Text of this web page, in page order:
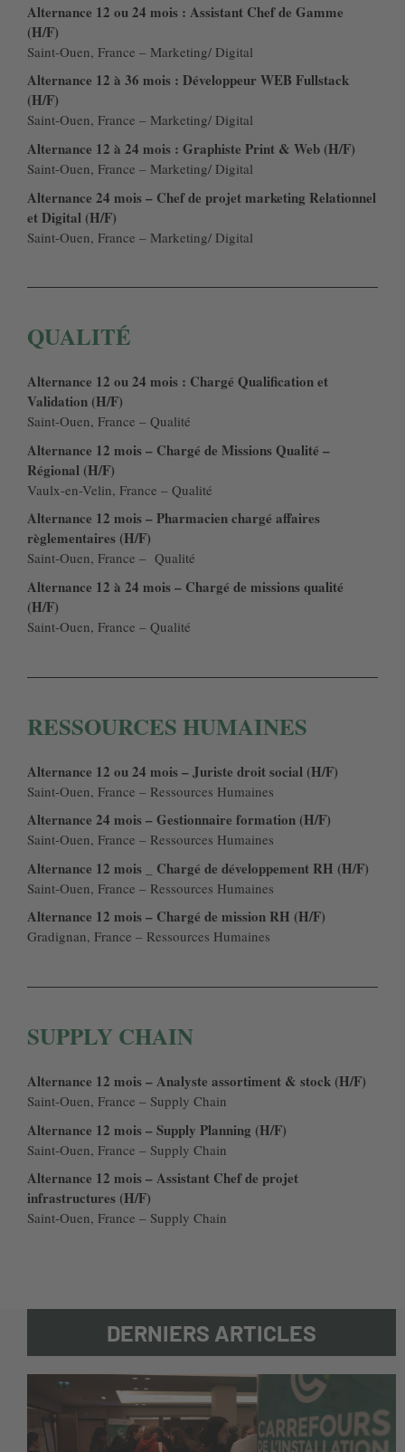
Alternance 12 ou 24 mois : Assistant Chef de Gamme
(H/F)
Saint-Ouen, France – Marketing/ Digital
Alternance 12 à 36 mois : Développeur WEB Fullstack
(H/F)
Saint-Ouen, France – Marketing/ Digital
Alternance 12 à 24 mois : Graphiste Print & Web (H/F)
Saint-Ouen, France – Marketing/ Digital
Alternance 24 mois – Chef de projet marketing Relationnel
et Digital (H/F)
Saint-Ouen, France – Marketing/ Digital
QUALITÉ
Alternance 12 ou 24 mois : Chargé Qualification et
Validation (H/F)
Saint-Ouen, France – Qualité
Alternance 12 mois – Chargé de Missions Qualité –
Régional (H/F)
Vaulx-en-Velin, France – Qualité
Alternance 12 mois – Pharmacien chargé affaires
règlementaires (H/F)
Saint-Ouen, France – Qualité
Alternance 12 à 24 mois – Chargé de missions qualité
(H/F)
Saint-Ouen, France – Qualité
RESSOURCES HUMAINES
Alternance 12 ou 24 mois – Juriste droit social (H/F)
Saint-Ouen, France – Ressources Humaines
Alternance 24 mois – Gestionnaire formation (H/F)
Saint-Ouen, France – Ressources Humaines
Alternance 12 mois _ Chargé de développement RH (H/F)
Saint-Ouen, France – Ressources Humaines
Alternance 12 mois – Chargé de mission RH (H/F)
Gradignan, France – Ressources Humaines
SUPPLY CHAIN
Alternance 12 mois – Analyste assortiment & stock (H/F)
Saint-Ouen, France – Supply Chain
Alternance 12 mois – Supply Planning (H/F)
Saint-Ouen, France – Supply Chain
Alternance 12 mois – Assistant Chef de projet
infrastructures (H/F)
Saint-Ouen, France – Supply Chain
DERNIERS ARTICLES